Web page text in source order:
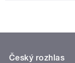
Český rozhlas